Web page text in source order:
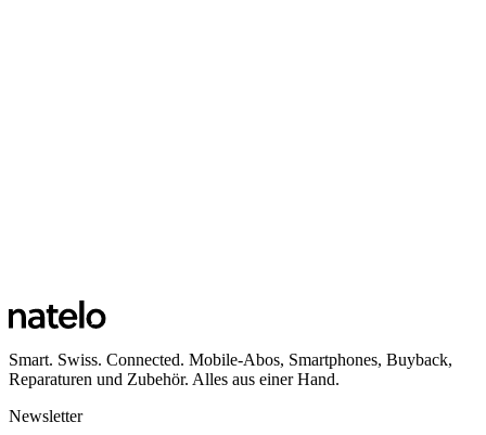
Smart. Swiss. Connected. Mobile-Abos, Smartphones, Buyback,
Reparaturen und Zubehör. Alles aus einer Hand.
Newsletter